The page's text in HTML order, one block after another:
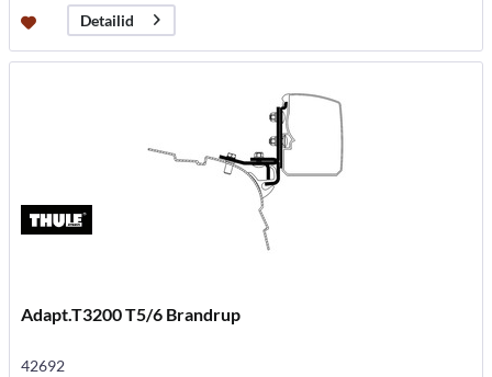
Detailid
Adapt.T3200 T5/6 Brandrup
42692